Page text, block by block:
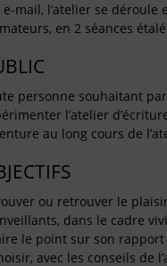
e-mail, l’atelier se
en 2 séances
personne souhaitant
l’atelier
au long cours de
ou retrouver le
dans le cadre
le point sur son rapport
avec les conseils de